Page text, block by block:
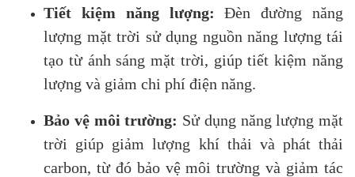
Tiết kiệm năng lượng: Đèn đường năng
lượng mặt trời sử dụng nguồn năng lượng tái
tạo từ ánh sáng mặt trời, giúp tiết kiệm năng
lượng và giảm chi phí điện năng.
Bảo vệ môi trường: Sử dụng năng lượng mặt
trời giúp giảm lượng khí thải và phát thải
carbon, từ đó bảo vệ môi trường và giảm tác